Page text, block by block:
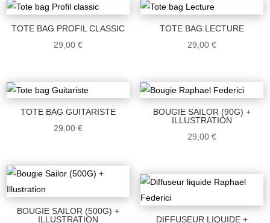
TOTE BAG PROFIL CLASSIC
29,00€
TOTE BAG LECTURE
29,00 €
TOTE BAG GUITARISTE
29,00€
BOUGIE SAILOR (90G) +
ILLUSTRATION
29,00 €
BOUGIE SAILOR (500G) +
ILLUSTRATION
DIFFUSEUR LIQUIDE +